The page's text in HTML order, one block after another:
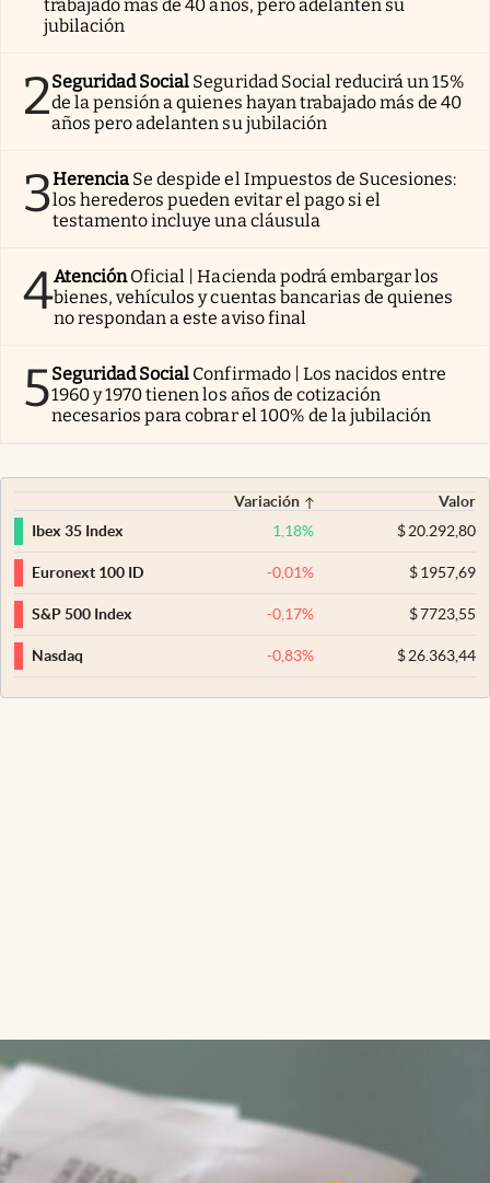
trabajado más de 40 años, pero adelanten su
jubilación
2Seguridad Social Seguridad Social reducirá un 15%
de la pensión a quienes hayan trabajado más de 40
años pero adelanten su jubilación
3Herencia Se despide el Impuestos de Sucesiones:
los herederos pueden evitar el pago si el
testamento incluye una cláusula
4AtenciónOficial | Hacienda podrá embargar los
bienes, vehículos y cuentas bancarias de quienes
no respondan a este aviso final
5Seguridad Social Confirmado | Los nacidos entre
1960 y 1970 tienen los años de cotización
necesarios para cobrar el 100% de la jubilación
Variación
Valor
Ibex 35 Index
1,18% $20.292,80
Euronext 100 ID -0,01% $1957,69
S&P 500 Index -0,17% $7723,55
Nasdaq -0,83% $26.363,44